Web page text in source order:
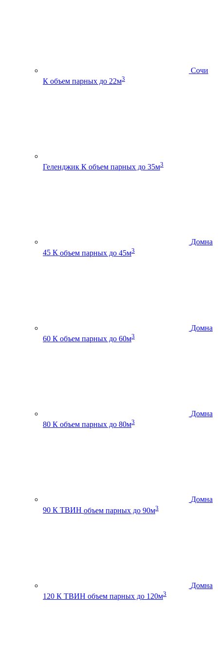
Сочи
К объем парных до 22м3
Геленджик К объем парных до 35м3
Домна
45 К объем парных до 45м3
Домна
60 К объем парных до 60м3
Домна
80 К объем парных до 80м3
Домна
90 К ТВИН объем парных до 90м3
Домна
120 К ТВИН объем парных до 120м3